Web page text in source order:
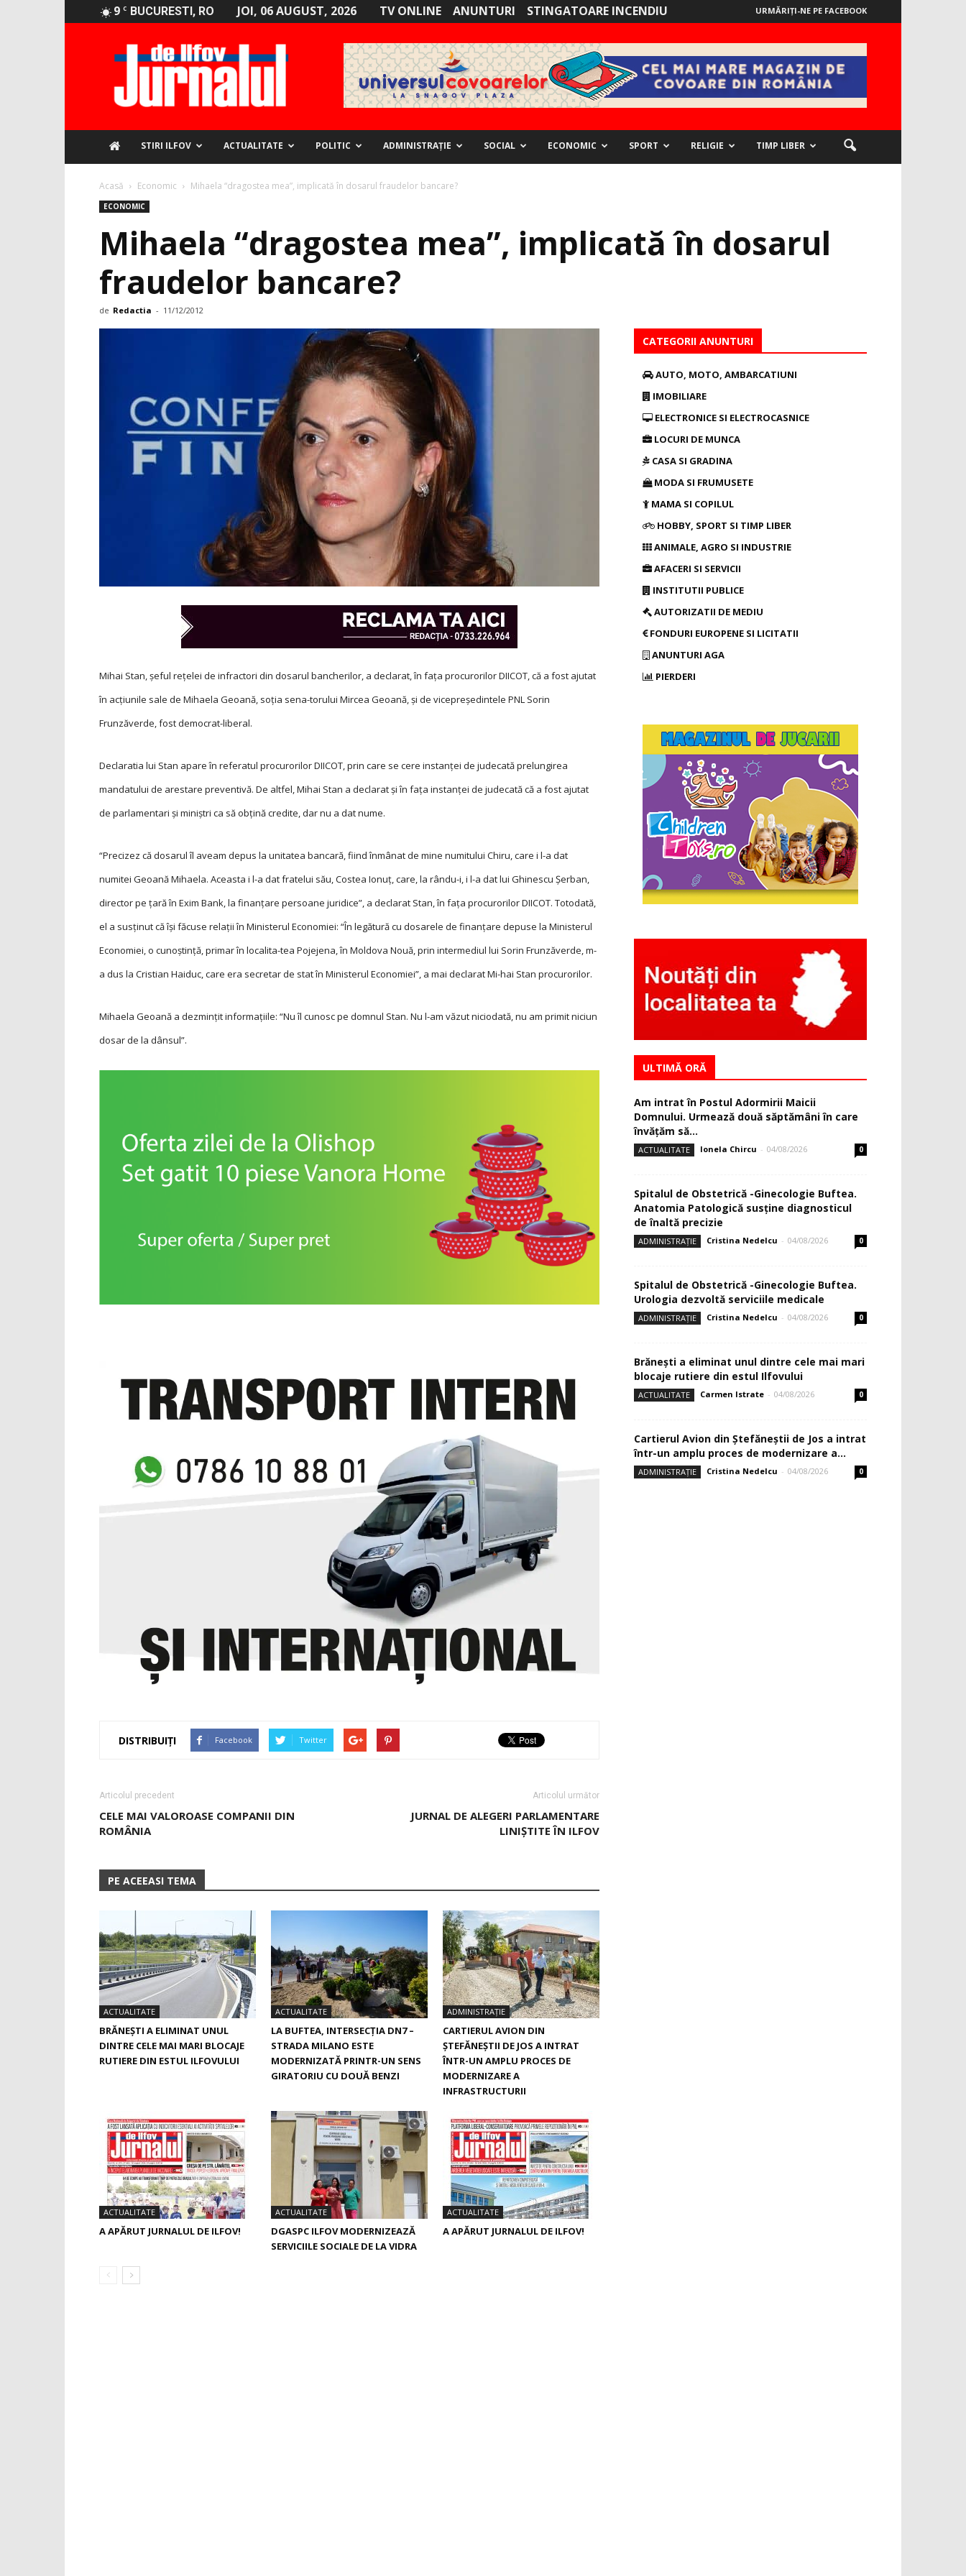
9 C BUCURESTI, RO JOI, 06 AUGUST, 2026 TV ONLINE ANUNTURI STINGATOARE INCENDIU URMĂRIȚI-NE PE FACEBOOK
STIRI ILFOV ACTUALITATE POLITIC ADMINISTRAȚIE SOCIAL ECONOMIC SPORT RELIGIE TIMP LIBER
Acasă Economic Mihaela “dragostea mea”, implicată în dosarul fraudelor bancare?
ECONOMIC
Mihaela “dragostea mea”, implicată în dosarul
fraudelor bancare?
de Redactia - 11/12/2012
Mihai Stan, şeful reţelei de infractori din dosarul bancherilor, a declarat, în faţa procurorilor DIICOT, că a fost ajutat
în acţiunile sale de Mihaela Geoană, soţia sena-torului Mircea Geoană, și de vicepreşedintele PNL Sorin
Frunzăverde, fost democrat-liberal.
Declaratia lui Stan apare în referatul procurorilor DIICOT, prin care se cere instanţei de judecată prelungirea
mandatului de arestare preventivă. De altfel, Mihai Stan a declarat şi în faţa instanţei de judecată că a fost ajutat
de parlamentari şi miniştri ca să obţină credite, dar nu a dat nume.
“Precizez că dosarul îl aveam depus la unitatea bancară, fiind înmânat de mine numitului Chiru, care i l-a dat
numitei Geoană Mihaela. Aceasta i l-a dat fratelui său, Costea Ionuţ, care, la rându-i, i l-a dat lui Ghinescu Şerban,
director pe ţară în Exim Bank, la finanţare persoane juridice”, a declarat Stan, în faţa procurorilor DIICOT. Totodată,
el a susţinut că îşi făcuse relaţii în Ministerul Economiei: “În legătură cu dosarele de finanţare depuse la Ministerul
Economiei, o cunoştinţă, primar în localita-tea Pojejena, în Moldova Nouă, prin intermediul lui Sorin Frunzăverde, m-
a dus la Cristian Haiduc, care era secretar de stat în Ministerul Economiei”, a mai declarat Mi-hai Stan procurorilor.
Mihaela Geoană a dezminţit informaţiile: “Nu îl cunosc pe domnul Stan. Nu l-am văzut niciodată, nu am primit niciun
dosar de la dânsul”.
DISTRIBUIȚI Facebook Twitter
Articolul precedent
CELE MAI VALOROASE COMPANII DIN
ROMÂNIA
Articolul următor
JURNAL DE ALEGERI PARLAMENTARE
LINIȘTITE ÎN ILFOV
PE ACEEASI TEMA
ACTUALITATE
BRĂNEȘTI A ELIMINAT UNUL
DINTRE CELE MAI MARI BLOCAJE
RUTIERE DIN ESTUL ILFOVULUI
ACTUALITATE
LA BUFTEA, INTERSECŢIA DN7 –
STRADA MILANO ESTE
MODERNIZATĂ PRINTR-UN SENS
GIRATORIU CU DOUĂ BENZI
ADMINISTRAȚIE
CARTIERUL AVION DIN
ŞTEFĂNEŞTII DE JOS A INTRAT
ÎNTR-UN AMPLU PROCES DE
MODERNIZARE A
INFRASTRUCTURII
ACTUALITATE
A APĂRUT JURNALUL DE ILFOV!
ACTUALITATE
DGASPC ILFOV MODERNIZEAZĂ
SERVICIILE SOCIALE DE LA VIDRA
ACTUALITATE
A APĂRUT JURNALUL DE ILFOV!
CATEGORII ANUNTURI
AUTO, MOTO, AMBARCATIUNI
IMOBILIARE
ELECTRONICE SI ELECTROCASNICE
LOCURI DE MUNCA
CASA SI GRADINA
MODA SI FRUMUSETE
MAMA SI COPILUL
HOBBY, SPORT SI TIMP LIBER
ANIMALE, AGRO SI INDUSTRIE
AFACERI SI SERVICII
INSTITUTII PUBLICE
AUTORIZATII DE MEDIU
FONDURI EUROPENE SI LICITATII
ANUNTURI AGA
PIERDERI
ULTIMĂ ORĂ
Am intrat în Postul Adormirii Maicii
Domnului. Urmează două săptămâni în care
învăţăm să...
ACTUALITATE Ionela Chircu - 04/08/2026 0
Spitalul de Obstetrică -Ginecologie Buftea.
Anatomia Patologică susţine diagnosticul
de înaltă precizie
ADMINISTRAȚIE Cristina Nedelcu - 04/08/2026 0
Spitalul de Obstetrică -Ginecologie Buftea.
Urologia dezvoltă serviciile medicale
ADMINISTRAȚIE Cristina Nedelcu - 04/08/2026 0
Brănești a eliminat unul dintre cele mai mari
blocaje rutiere din estul Ilfovului
ACTUALITATE Carmen Istrate - 04/08/2026 0
Cartierul Avion din Ştefăneştii de Jos a intrat
într-un amplu proces de modernizare a...
ADMINISTRAȚIE Cristina Nedelcu - 04/08/2026 0